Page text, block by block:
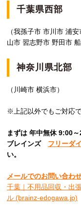
千葉県西部
（我孫子市 市川市 浦
山市 習志野市 野田市
神奈川県北部
（川崎市 横浜市）
※上記以外でもご対応
まずは 年中無休 9:00
ブレインズ フリーダ
い。
メールでのお問い合わ
千葉｜不用品回収・出
ル (brainz-edogawa.jp)